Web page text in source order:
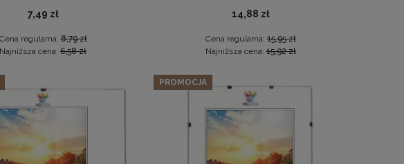
7,49 zł
Cena regularna:8,79 zł
Najniższa cena: 6,58 zł
14,88 zł
Cena regularna:15,95 zł
Najniższa cena:15,92 zł
PROMOCJA